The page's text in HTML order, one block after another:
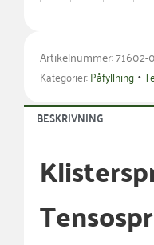
Artikelnummer: 71602-
Kategorier:Påfyllning •
BESKRIVNING